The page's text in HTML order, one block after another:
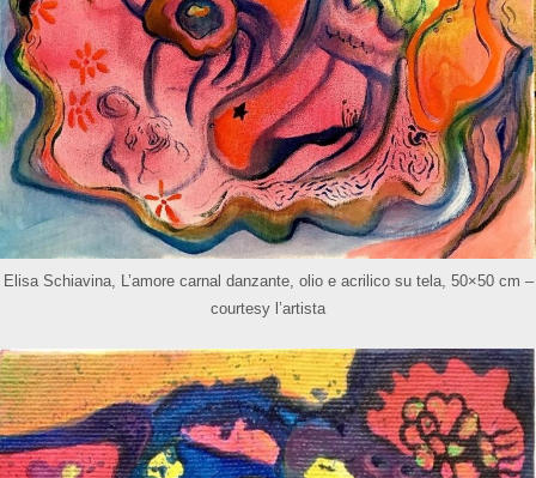
Elisa Schiavina, L’amore carnal danzante, olio e acrilico su tela, 50×50 cm –
courtesy l’artista